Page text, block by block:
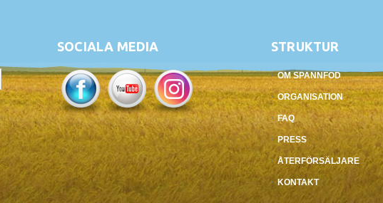
SOCIALA MEDIA STRUKTUR
OM SPANNFOD
ORGANISATION
FAQ
PRESS
ÅTERFÖRSÄLJARE
KONTAKT